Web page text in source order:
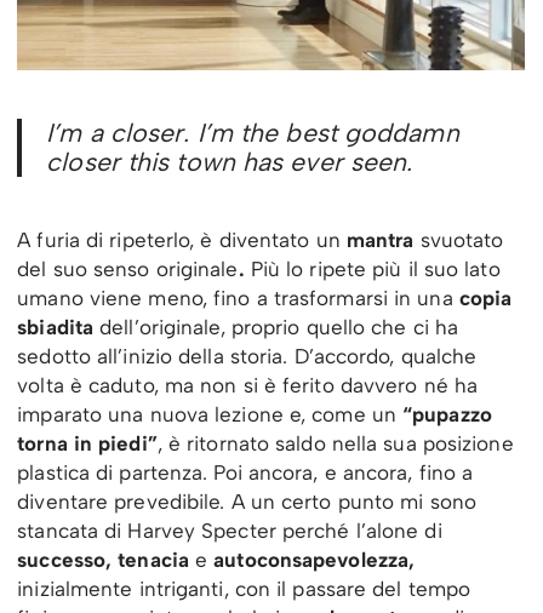
I’m a closer. I’m the best goddamn
closer this town has ever seen.
A furia di ripeterlo, è diventato un mantra svuotato
del suo senso originale. Più lo ripete più il suo lato
umano viene meno, fino a trasformarsi in una copia
sbiaditadell’originale, proprio quello che ci ha
sedotto all’inizio della storia. D’accordo, qualche
volta è caduto, ma non si è ferito davvero né ha
imparato una nuova lezione e, come un “pupazzo
torna in piedi”, è ritornato saldo nella sua posizione
plastica di partenza. Poi ancora, e ancora, fino a
diventare prevedibile. A un certo punto mi sono
stancata di Harvey Specter perché l’alone di
successo, tenacia eautoconsapevolezza,
inizialmente intriganti, con il passare del tempo